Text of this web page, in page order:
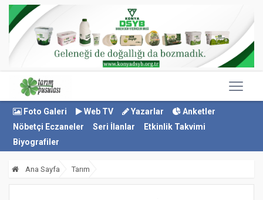
Foto Galeri Web TV Yazarlar
Anketler
Nöbetçi Eczaneler
Seri İlanlar
Etkinlik Takvimi
Biyografiler
Ana Sayfa Tarım